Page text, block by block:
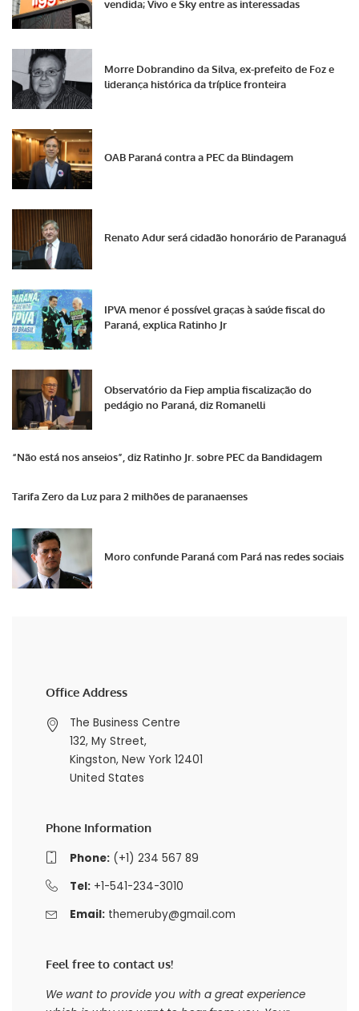
vendida; Vivo e Sky entre as interessadas
Morre Dobrandino da Silva, ex-prefeito de Foz e
liderança histórica da tríplice fronteira
OAB Paraná contra a PEC da Blindagem
Renato Adur será cidadão honorário de Paranaguá
IPVA menor é possível graças à saúde fiscal do
Paraná, explica Ratinho Jr
Observatório da Fiep amplia fiscalização do
pedágio no Paraná, diz Romanelli
“Não está nos anseios”, diz Ratinho Jr. sobre PEC da Bandidagem
Tarifa Zero da Luz para 2 milhões de paranaenses
Moro confunde Paraná com Pará nas redes sociais
Office Address
The Business Centre
132, My Street,
Kingston, New York 12401
United States
Phone Information
Phone:(+1) 234 567 89
Tel:+1-541-234-3010
Email: themeruby@gmail.com
Feel free to contact us!
We want to provide you with a great experience